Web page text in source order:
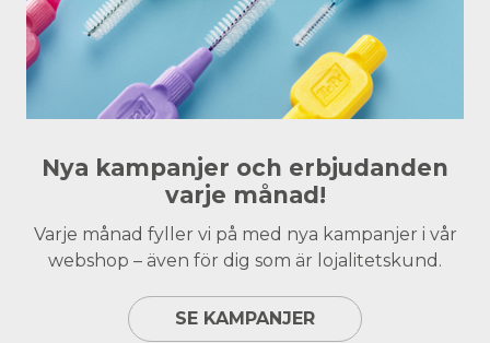
Nya kampanjer och erbjudanden
varje månad!
Varje månad fyller vi på med nya kampanjer i vår
webshop – även för dig som är lojalitetskund.
SE KAMPANJER